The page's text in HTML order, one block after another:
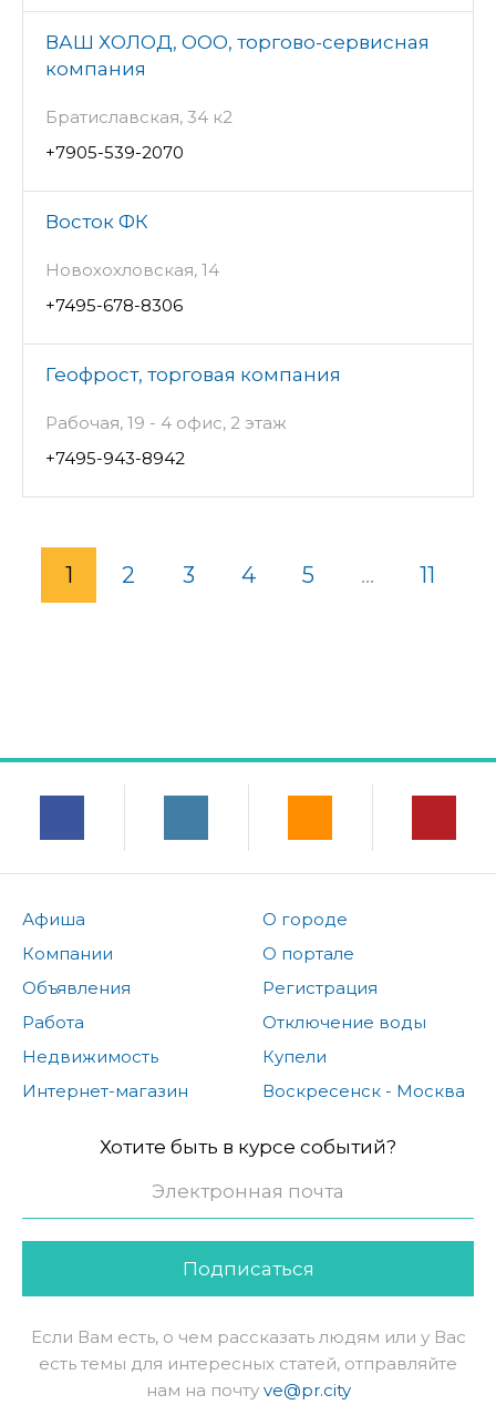
ВАШ ХОЛОД, ООО, торгово-сервисная
компания
Братиславская, 34 к2
+7905-539-2070
Восток ФК
Новохохловская, 14
+7495-678-8306
Геофрост, торговая компания
Рабочая, 19 - 4 офис, 2 этаж
+7495-943-8942
1 2 3 4 5 ... 11
Афиша
Компании
Объявления
Работа
Недвижимость
Интернет-магазин
О городе
О портале
Регистрация
Отключение воды
Купели
Воскресенск - Москва
Хотите быть в курсе событий?
Подписаться
Если Вам есть, о чем рассказать людям или у Вас
есть темы для интересных статей, отправляйте
нам на почту ve@pr.city